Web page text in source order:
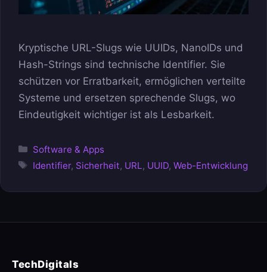
Kryptische URL-Slugs wie UUIDs, NanoIDs und
Hash-Strings sind technische Identifier. Sie
schützen vor Erratbarkeit, ermöglichen verteilte
Systeme und ersetzen sprechende Slugs, wo
Eindeutigkeit wichtiger ist als Lesbarkeit.
Kategorien
Software & Apps
Schlagwörter
Identifier, Sicherheit, URL, UUID,Web-Entwicklung
TechDigitals